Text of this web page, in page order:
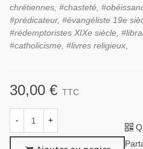
chrétiennes, #chasteté,
#prédicateur, #évangéliste 19e
#rédemptoristes XIXe siècle,
#catholicisme, #livres religieux,
30,00 € TTC
- +